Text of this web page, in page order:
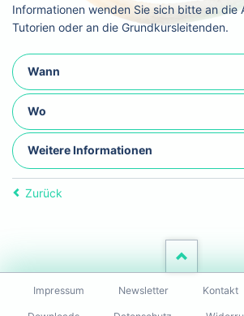
Informationen wenden Sie sich bitte an die
Tutorien oder an die Grundkursleitenden.
Wann
Wo
Weitere Informationen
Zurück
Navigation
überspringen
Impressum Newsletter Kontakt